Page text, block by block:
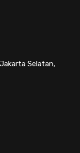
Selatan,